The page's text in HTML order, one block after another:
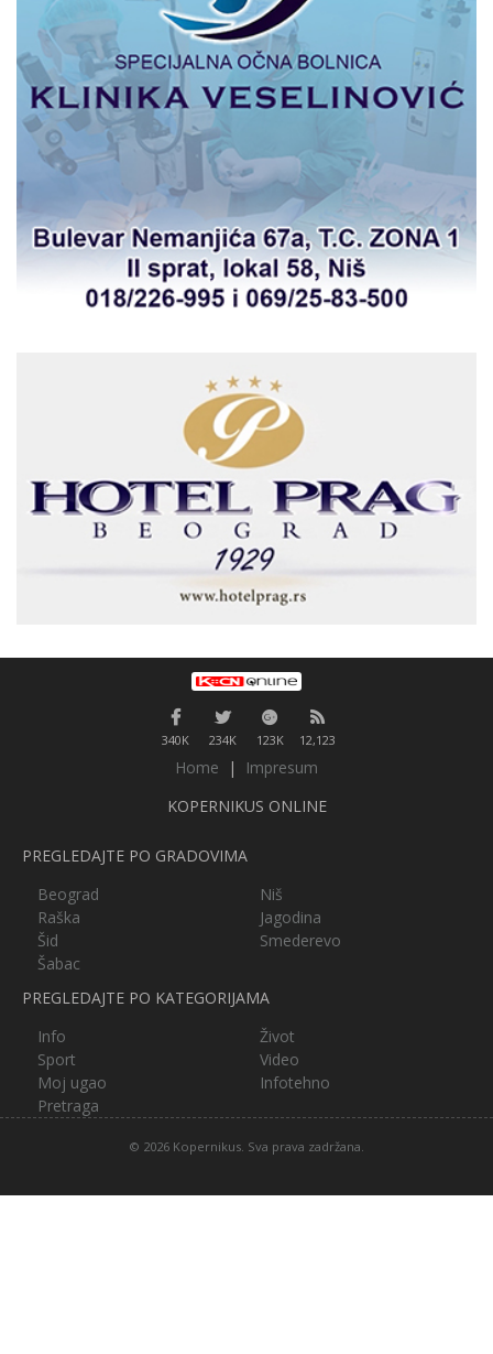
340K 234K 123K 12,123
Home |
Impresum
KOPERNIKUS ONLINE
PREGLEDAJTE PO GRADOVIMA
Beograd
Niš
Raška
Jagodina
Šid
Smederevo
Šabac
PREGLEDAJTE PO KATEGORIJAMA
Info
Život
Sport
Video
Moj ugao
Infotehno
Pretraga
© 2026 Kopernikus. Sva prava zadržana.